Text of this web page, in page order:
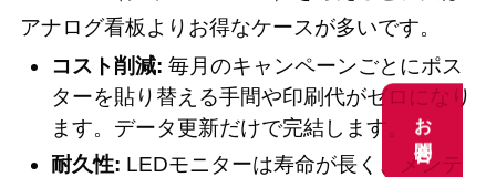
アナログ看板よりお得なケースが多いです。
コスト削減: 毎月のキャンペーンごとにポス
ターを貼り替える手間や印刷代がゼロになり
ます。データ更新だけで完結します。
耐久性: LEDモニターは寿命が長く、メンテ
お問合せ
お問合せ